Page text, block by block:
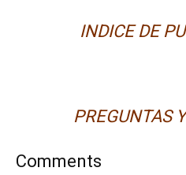
INDICE DE
PREGUNTAS
Comments